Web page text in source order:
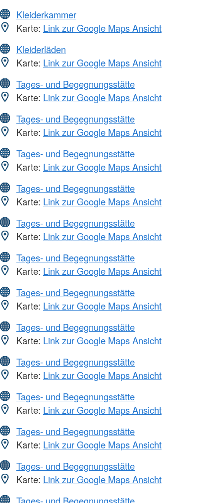
Kleiderkammer
Karte: Link zur Google Maps Ansicht
Kleiderläden
Karte: Link zur Google Maps Ansicht
Tages- und Begegnungsstätte
Karte: Link zur Google Maps Ansicht
Tages- und Begegnungsstätte
Karte: Link zur Google Maps Ansicht
Tages- und Begegnungsstätte
Karte: Link zur Google Maps Ansicht
Tages- und Begegnungsstätte
Karte: Link zur Google Maps Ansicht
Tages- und Begegnungsstätte
Karte: Link zur Google Maps Ansicht
Tages- und Begegnungsstätte
Karte: Link zur Google Maps Ansicht
Tages- und Begegnungsstätte
Karte: Link zur Google Maps Ansicht
Tages- und Begegnungsstätte
Karte: Link zur Google Maps Ansicht
Tages- und Begegnungsstätte
Karte: Link zur Google Maps Ansicht
Tages- und Begegnungsstätte
Karte: Link zur Google Maps Ansicht
Tages- und Begegnungsstätte
Karte: Link zur Google Maps Ansicht
Tages- und Begegnungsstätte
Karte: Link zur Google Maps Ansicht